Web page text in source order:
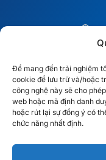
Để mang đến trải nghiệm
cookie để lưu trữ và/hoặc
công nghệ này sẽ cho
web hoặc mã định danh
hoặc rút lại sự đồng ý có
chức năng nhất định.
Các đội
MỸ
Dubai